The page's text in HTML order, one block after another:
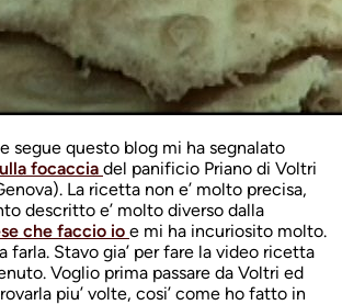
segue questo blog mi ha segnalato
focaccia del panificio Priano di Voltri
La ricetta non e’ molto precisa,
descritto e’ molto diverso dalla
che faccio io e mi ha incuriosito molto.
farla. Stavo gia’ per fare la video ricetta
Voglio prima passare da Voltri ed
piu’ volte, cosi’ come ho fatto in